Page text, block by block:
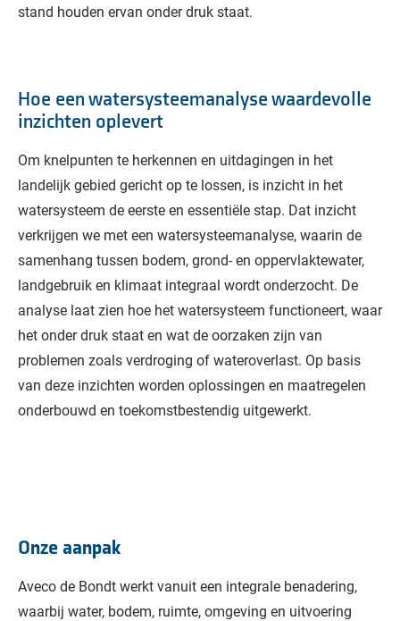
stand houden ervan onder druk staat.
Hoe een watersysteemanalyse waardevolle
inzichten oplevert
Om knelpunten te herkennen en uitdagingen in het
landelijk gebied gericht op te lossen, is inzicht in het
watersysteem de eerste en essentiële stap. Dat inzicht
verkrijgen we met een watersysteemanalyse, waarin de
samenhang tussen bodem, grond- en oppervlaktewater,
landgebruik en klimaat integraal wordt onderzocht. De
analyse laat zien hoe het watersysteem functioneert, waar
het onder druk staat en wat de oorzaken zijn van
problemen zoals verdroging of wateroverlast. Op basis
van deze inzichten worden oplossingen en maatregelen
onderbouwd en toekomstbestendig uitgewerkt.
Onze aanpak
Aveco de Bondt werkt vanuit een integrale benadering,
waarbij water, bodem, ruimte, omgeving en uitvoering